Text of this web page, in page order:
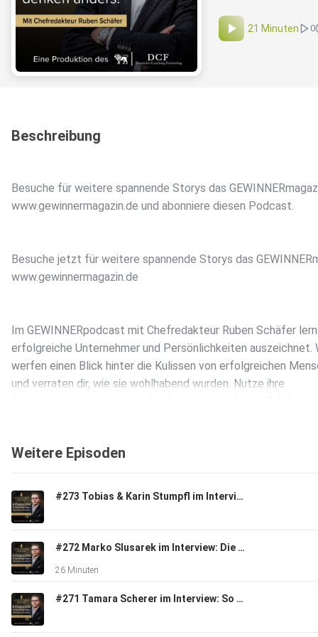
21 Minuten 0
Beschreibung
Besuche für weitere spannende Storys das
www.gewinnermagazin.de und abonniere diesen Podcast.
Besuche jetzt für weitere spannende Storys das
www.gewinnermagazin.de
Im GEWINNERpodcast mit Chefredakteur Ruben Schäfer
erfolgreiche Unternehmer und Persönlichkeiten auszeichnet.
werfen einen Blick hinter die Kulissen von erfolgreichen
und verraten dir, wie sie wohlhabend wurden. Nutze ihre
Interessante Geschichten und Interviews, wöchentlich neu und
Mehr Informationen zum heutigen Gast findest du auf:
https://www.youtube.com/@tobias.vetter
Besuche für weitere spannende Storys das
Weitere Episoden
#273 Tobias & Karin Stumpfl im Interview: Lektinfrei aus Leidenschaft
#272 Marko Slusarek im Interview: Die Entscheidung online Geld zu verdienen
26 Minuten
#271 Tamara Scherer im Interview: So geht es Therapeuten im Jahr 2026